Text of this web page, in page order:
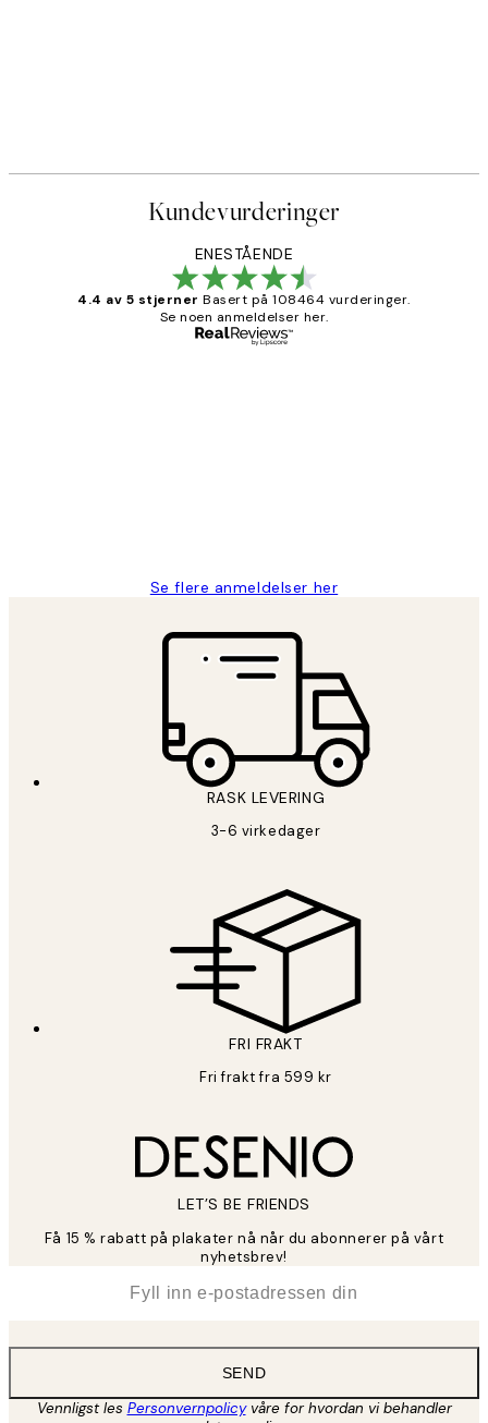
Kundevurderinger
ENESTÅENDE
4.4 av 5 stjerner Basert på 108464 vurderinger.
Se noen anmeldelser her.
Se flere anmeldelser her
RASK LEVERING
3-6 virkedager
FRI FRAKT
Fri frakt fra 599 kr
LET’S BE FRIENDS
Få 15 % rabatt på plakater nå når du abonnerer på vårt
nyhetsbrev!
SEND
Vennligst les Personvernpolicyvåre for hvordan vi behandler